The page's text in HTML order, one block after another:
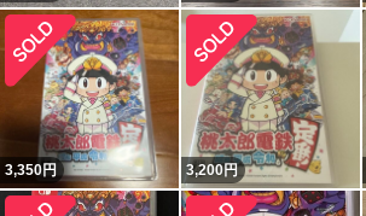
3,350円 3,200円